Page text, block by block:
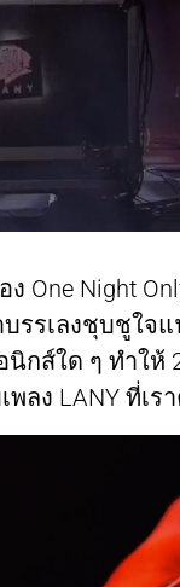
One Night
บรรเลงชุบชูใจ
กส์ใด ๆ ทำให้
พลง LANY ที่เ